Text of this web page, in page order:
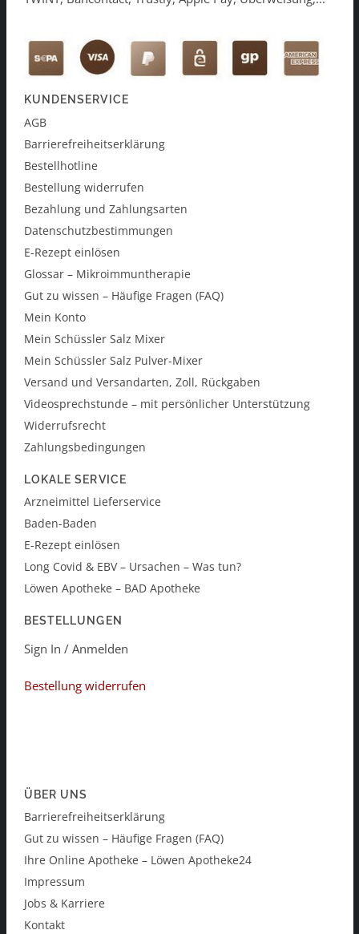
KUNDENSERVICE
AGB
Barrierefreiheitserklärung
Bestellhotline
Bestellung widerrufen
Bezahlung und Zahlungsarten
Datenschutzbestimmungen
E-Rezept einlösen
Glossar – Mikroimmuntherapie
Gut zu wissen – Häufige Fragen (FAQ)
Mein Konto
Mein Schüssler Salz Mixer
Mein Schüssler Salz Pulver-Mixer
Versand und Versandarten, Zoll, Rückgaben
Videosprechstunde – mit persönlicher Unterstützung
Widerrufsrecht
Zahlungsbedingungen
LOKALE SERVICE
Arzneimittel Lieferservice
Baden-Baden
E-Rezept einlösen
Long Covid & EBV – Ursachen – Was tun?
Löwen Apotheke – BAD Apotheke
BESTELLUNGEN
Sign In / Anmelden
Bestellung widerrufen
ÜBER UNS
Barrierefreiheitserklärung
Gut zu wissen – Häufige Fragen (FAQ)
Ihre Online Apotheke – Löwen Apotheke24
Impressum
Jobs & Karriere
Kontakt